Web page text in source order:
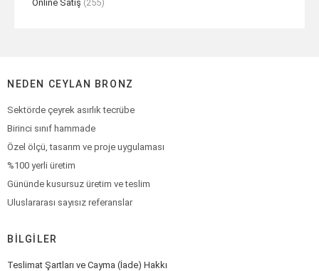
Online Satış (255)
NEDEN CEYLAN BRONZ
Sektörde çeyrek asırlık tecrübe
Birinci sınıf hammade
Özel ölçü, tasarım ve proje uygulaması
%100 yerli üretim
Gününde kusursuz üretim ve teslim
Uluslararası sayısız referanslar
BILGILER
Teslimat Şartları ve Cayma (İade) Hakkı